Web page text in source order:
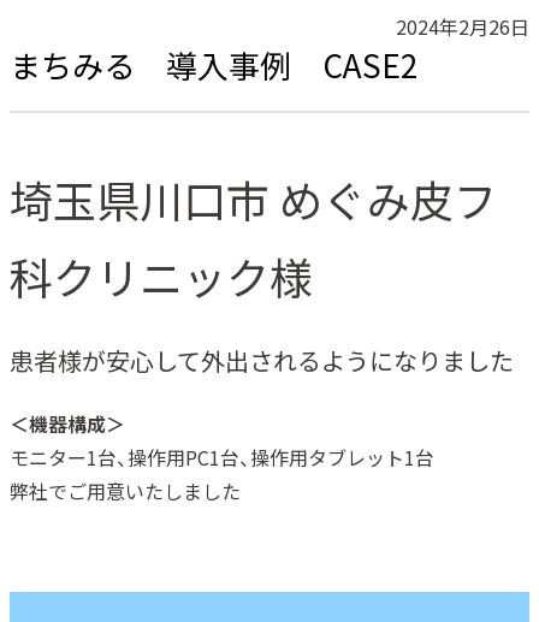
2024年2月26日
まちみる 導入事例 CASE2
埼玉県川口市 めぐみ皮フ
科クリニック様
患者様が安心して外出されるようになりました
＜機器構成＞
モニター1台、操作用PC1台、操作用タブレット1台
弊社でご用意いたしました